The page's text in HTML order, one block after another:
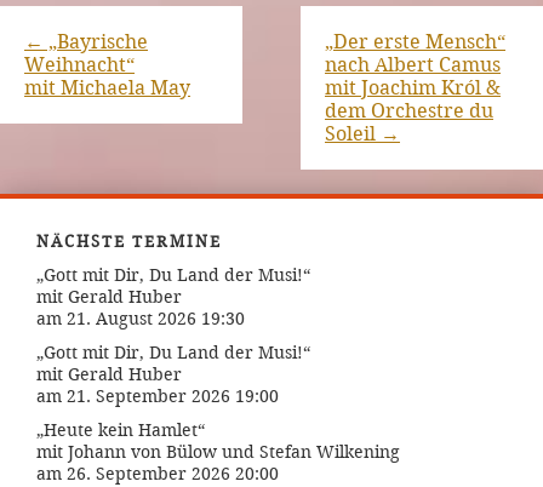
← „Bayrische
Weihnacht“
mit Michaela May
„Der erste Mensch“
nach Albert Camus
mit Joachim Król &
dem Orchestre du
Soleil →
NÄCHSTE TERMINE
„Gott mit Dir, Du Land der Musi!“
mit Gerald Huber
am 21. August 2026 19:30
„Gott mit Dir, Du Land der Musi!“
mit Gerald Huber
am 21. September 2026 19:00
„Heute kein Hamlet“
mit Johann von Bülow und Stefan Wilkening
am 26. September 2026 20:00